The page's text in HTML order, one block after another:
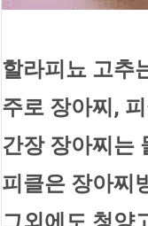
할라피뇨 고추
주로 장아찌,
간장 장아찌는
피클은 장아찌